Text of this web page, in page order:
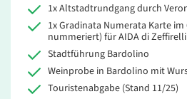
1x Altstadtrundgang durch
1x Gradinata Numerata Karte
nummeriert) für AIDA di Zeffirelli
Stadtführung Bardolino
Weinprobe in Bardolino mit
Touristenabgabe (Stand 11/25)